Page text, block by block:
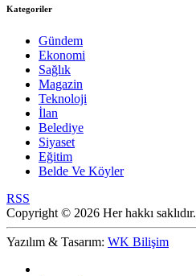
Kategoriler
Gündem
Ekonomi
Sağlık
Magazin
Teknoloji
İlan
Belediye
Siyaset
Eğitim
Belde Ve Köyler
RSS
Copyright © 2026 Her hakkı saklıdır.
Yazılım & Tasarım: WK Bilişim